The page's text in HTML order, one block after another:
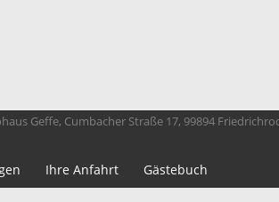
Geffe, Cumbacher Straße 17, 99894
Ihre Anfahrt Gästebuch